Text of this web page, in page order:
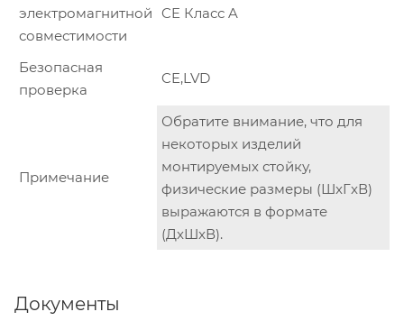
электромагнитной
совместимости
CE Класс A
Безопасная
проверка
CE,LVD
Примечание
Обратите внимание, что для
некоторых изделий
монтируемых стойку,
физические размеры (ШxГxВ)
выражаются в формате
(ДxШxВ).
Документы